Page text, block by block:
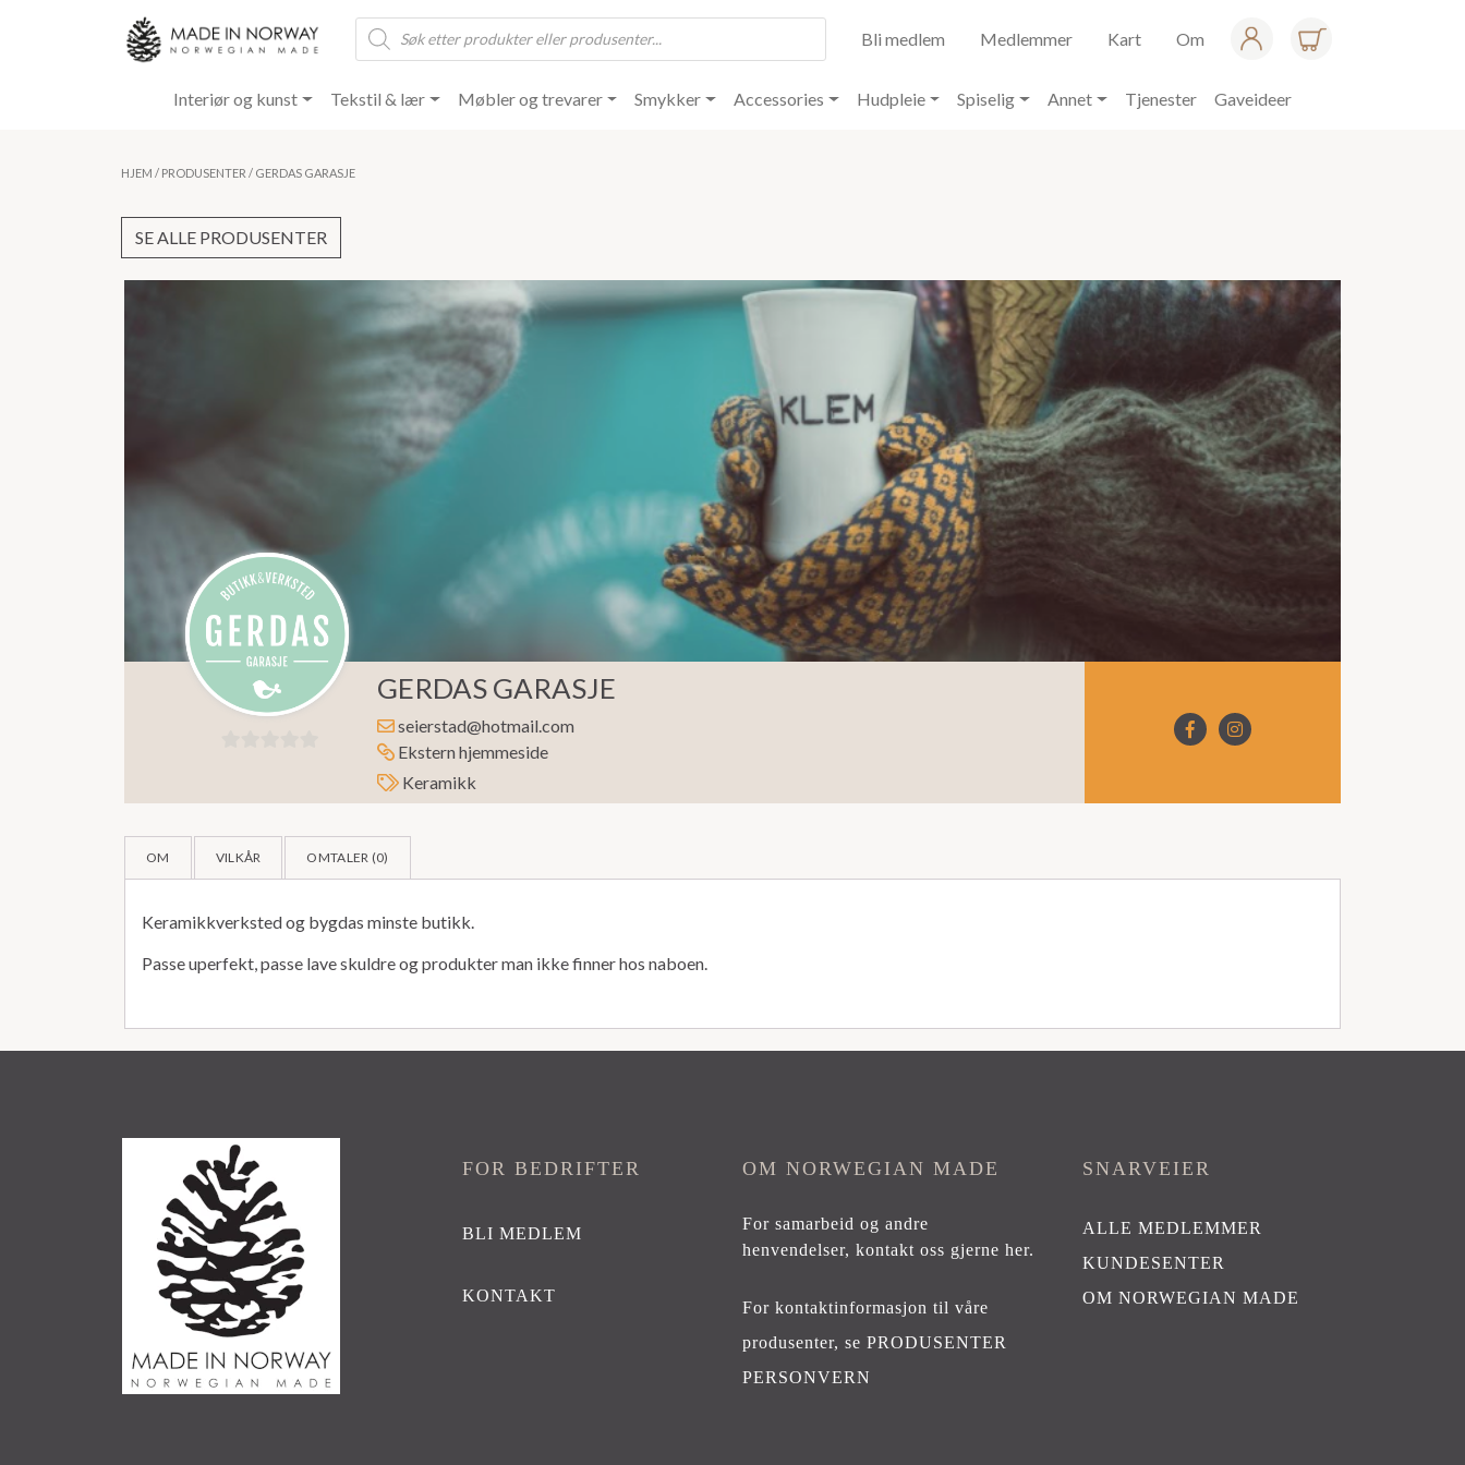
Products
search
Bli medlem Medlemmer Kart Om
Interiør og kunst Tekstil & lær Møbler og trevarer Smykker Accessories Hudpleie Spiselig Annet Tjenester Gaveideer
HJEM / PRODUSENTER / GERDAS GARASJE
SE ALLE PRODUSENTER
GERDAS GARASJE
seierstad@hotmail.com
Ekstern hjemmeside
Keramikk
OM VILKÅR OMTALER (0)
Keramikkverksted og bygdas minste butikk.
Passe uperfekt, passe lave skuldre og produkter man ikke finner hos naboen.
FOR BEDRIFTER
BLI MEDLEM
KONTAKT
OM NORWEGIAN MADE
For samarbeid og andre
henvendelser,kontakt oss gjerne her.
For kontaktinformasjon til våre
produsenter, sePRODUSENTER
PERSONVERN
SNARVEIER
ALLE MEDLEMMER
KUNDESENTER
OM NORWEGIAN MADE